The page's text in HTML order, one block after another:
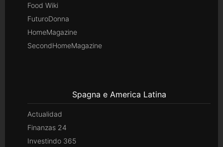
Food Wiki
FuturoDonna
HomeMagazine
SecondHomeMagazine
Spagna e America Latina
Actualidad
Finanzas 24
Investindo 365